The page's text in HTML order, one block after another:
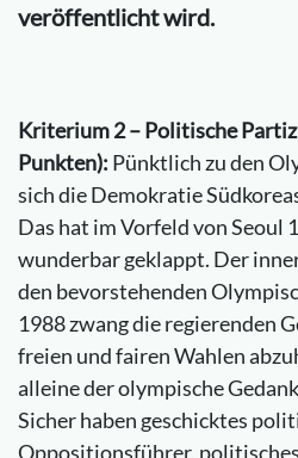
veröffentlicht wird.
Kriterium 2 – Politische
Punkten): Pünktlich zu den
sich die Demokratie
Das hat im Vorfeld von Seoul
wunderbar geklappt. Der
den bevorstehenden
1988 zwang die regierenden
freien und fairen Wahlen
alleine der olympische
Sicher haben geschicktes
Oppositionsführer,